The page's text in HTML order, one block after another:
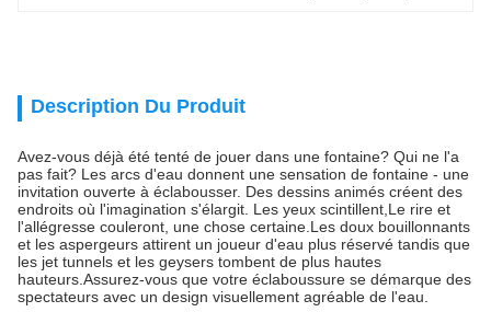
Description Du Produit
Avez-vous déjà été tenté de jouer dans une fontaine? Qui ne l'a
pas fait? Les arcs d'eau donnent une sensation de fontaine - une
invitation ouverte à éclabousser. Des dessins animés créent des
endroits où l'imagination s'élargit. Les yeux scintillent,Le rire et
l'allégresse couleront, une chose certaine.Les doux bouillonnants
et les aspergeurs attirent un joueur d'eau plus réservé tandis que
les jet tunnels et les geysers tombent de plus hautes
hauteurs.Assurez-vous que votre éclaboussure se démarque des
spectateurs avec un design visuellement agréable de l'eau.